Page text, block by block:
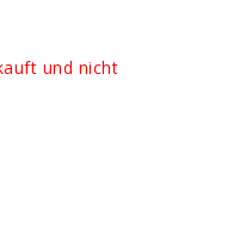
und nicht